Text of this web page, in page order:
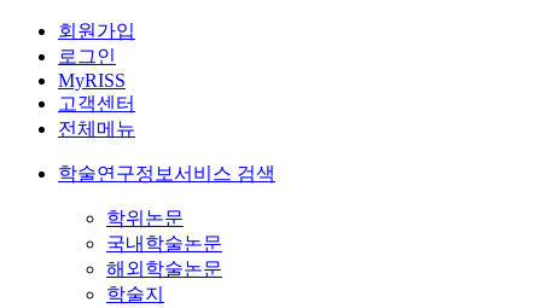
회원가입
로그인
MyRISS
고객센터
전체메뉴
학술연구정보서비스 검색
학위논문
국내학술논문
해외학술논문
학술지